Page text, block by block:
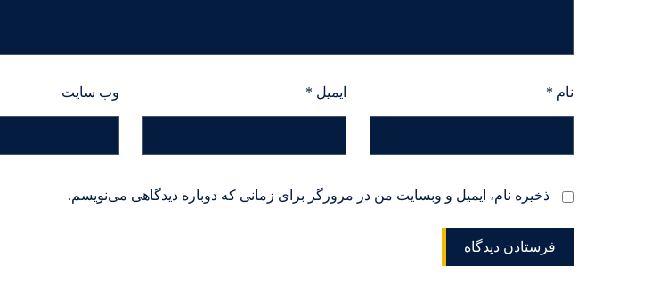
نام * ایمیل * وب‌ سایت
ذخیره نام، ایمیل و وبسایت من در مرورگر برای زمانی که دوباره دیدگاهی می‌نویسم.